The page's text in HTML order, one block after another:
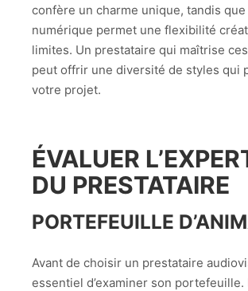
confère un charme unique, tandis que
numérique permet une flexibilité
limites. Un prestataire qui maîtrise
peut offrir une diversité de styles qui
votre projet.
ÉVALUER
DU PRESTATAIRE
PORTEFEUILLE
Avant de choisir un prestataire
essentiel d’examiner son portefeuille.